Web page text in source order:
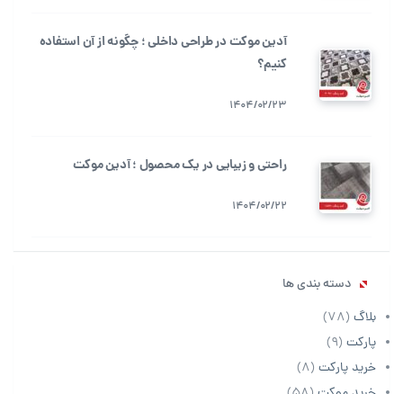
آدین موکت در طراحی داخلی ؛ چگونه از آن استفاده
کنیم؟
1404/02/23
راحتی و زیبایی در یک محصول ؛ آدین موکت
1404/02/22
دسته بندی ها
بلاگ (78)
پارکت (9)
خرید پارکت (8)